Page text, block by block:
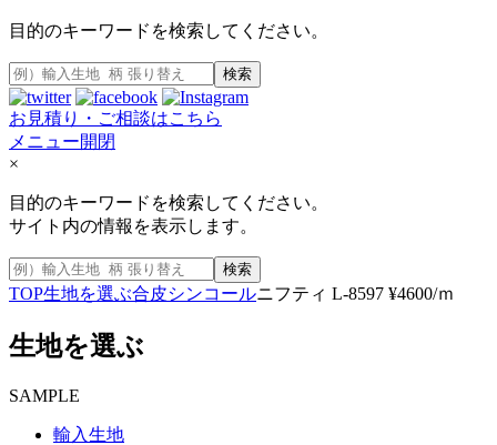
目的のキーワードを検索してください。
検索
お見積り・ご相談はこちら
メニュー開閉
×
目的のキーワードを検索してください。
サイト内の情報を表示します。
検索
TOP生地を選ぶ合皮シンコールニフティ L-8597 ¥4600/ｍ
生地を選ぶ
SAMPLE
輸入生地